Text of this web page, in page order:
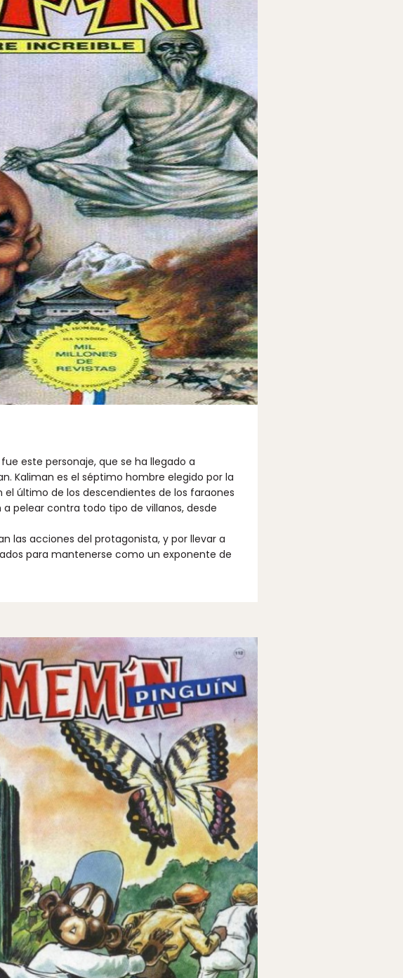
este personaje, que se ha llegado a
Kaliman es el séptimo hombre elegido por la
último de los descendientes de los faraones
pelear contra todo tipo de villanos, desde
las acciones del protagonista, y por llevar a
para mantenerse como un exponente de